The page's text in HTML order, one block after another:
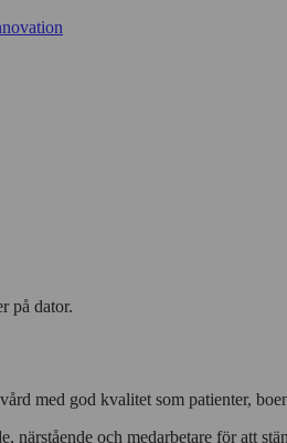
med god kvalitet som patienter,
närstående och medarbetare för att